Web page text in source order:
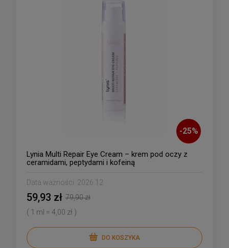
-25%
Lynia Multi Repair Eye Cream – krem pod oczy z
ceramidami, peptydami i kofeiną
Data ważności: 2026.12
59,93 zł 79,90 zł
( 1 ml = 4,00 zł )
DO KOSZYKA